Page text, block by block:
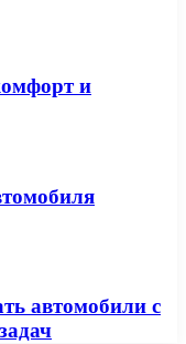
и
автомобили с